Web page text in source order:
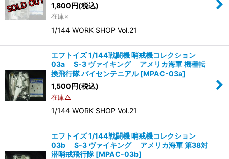
1,800円(税込)
在庫×
1/144 WORK SHOP Vol.21
エフトイズ 1/144戦闘機 哨戒機コレクション
03a S-3 ヴァイキング アメリカ海軍 機種転
換飛行隊 バイセンテニアル [MPAC-03a]
1,500円(税込)
在庫△
1/144 WORK SHOP Vol.21
エフトイズ 1/144戦闘機 哨戒機コレクション
03b S-3 ヴァイキング アメリカ海軍 第38対
潜哨戒飛行隊 [MPAC-03b]